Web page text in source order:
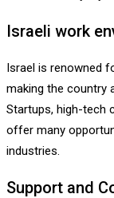
Israeli work
Israel is renowned
making the country
Startups, high-tech
offer many
industries.
Support and